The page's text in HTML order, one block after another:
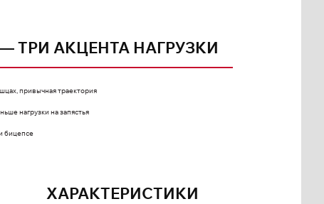
ТРИ АКЦЕНТА НАГРУЗКИ
привычная траектория
нагрузки на запястья
бицепсе
ХАРАКТЕРИСТИКИ